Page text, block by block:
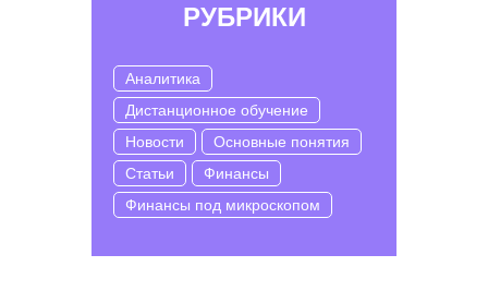
РУБРИКИ
Аналитика
Дистанционное обучение
Новости
Основные понятия
Статьи
Финансы
Финансы под микроскопом